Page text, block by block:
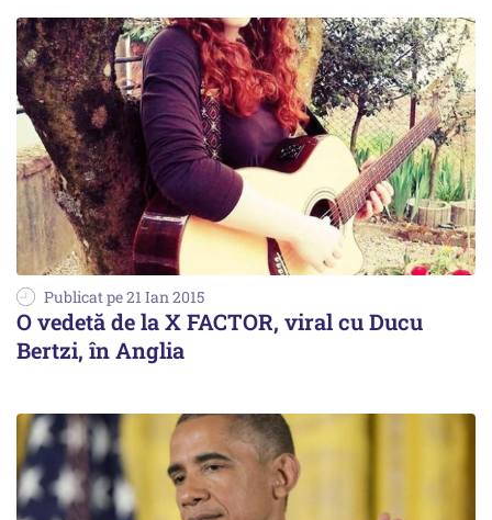
Publicat pe 21 Ian 2015
O vedetă de la X FACTOR, viral cu Ducu
Bertzi, în Anglia